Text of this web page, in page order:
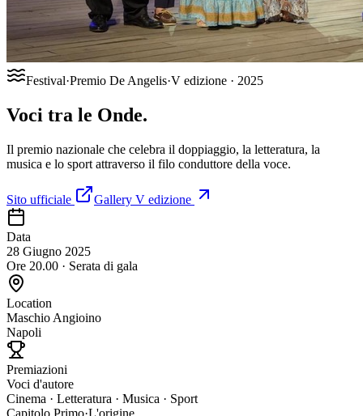
Festival·Premio De Angelis·V edizione · 2025
Voci tra le Onde.
Il premio nazionale che celebra il doppiaggio, la letteratura, la
musica e lo sport attraverso il filo conduttore della voce.
Sito ufficiale Gallery V edizione
Data
28 Giugno 2025
Ore 20.00 · Serata di gala
Location
Maschio Angioino
Napoli
Premiazioni
Voci d'autore
Cinema · Letteratura · Musica · Sport
Capitolo Primo·L'origine